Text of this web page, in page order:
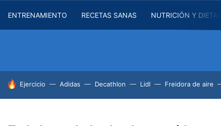
ENTRENAMIENTO RECETAS SANAS NUTRICIÓN Y
HOY SE HABLA DE
Ejercicio Adidas Decathlon Lidl Freidora de aire